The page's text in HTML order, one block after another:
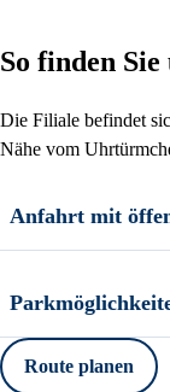
So finden Sie
Die Filiale befindet
Nähe vom
Anfahrt mit
Route planen